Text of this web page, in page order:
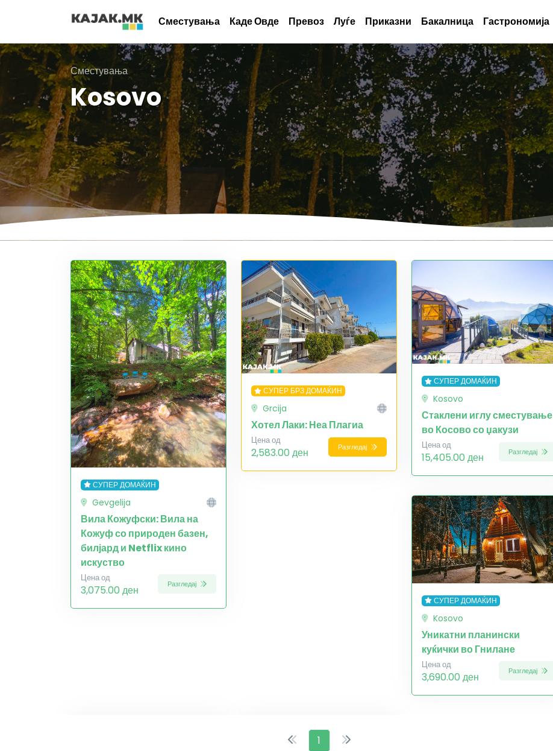
Сместувања Каде Овде Превоз Луѓе Приказни Бакалница Гастрономија
Сместувања
Kosovo
СУПЕР ДОМАЌИН
Gevgelija
Вила Кожуфски: Вила на
Кожуф со природен базен,
билјард и Netflix кино
искуство
Цена од
3,075.00 ден Разгледај
СУПЕР БРЗ ДОМАЌИН
Grcija
Хотел Лаки: Неа Плагиа
Цена од
2,583.00 ден Разгледај
СУПЕР ДОМАЌИН
Kosovo
Стаклени иглу сместување
во Косово со џакузи
Цена од
15,405.00 ден Разгледај
СУПЕР ДОМАЌИН
Kosovo
Уникатни планински
куќички во Гнилане
Цена од
3,690.00 ден Разгледај
1